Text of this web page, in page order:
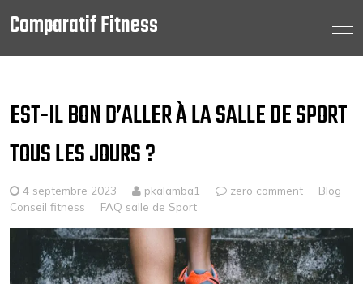
content
Comparatif Fitness
EST-IL BON D’ALLER À LA SALLE DE SPORT
TOUS LES JOURS ?
4 septembre 2023 pkalamba1 zero comment
Blog
Conseil fitness
FAQ salle de Sport